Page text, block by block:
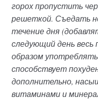
горох пропустить
решеткой. Съедать
течение дня
следующий день весь
образом
способствует
дополнительно,
витаминами и